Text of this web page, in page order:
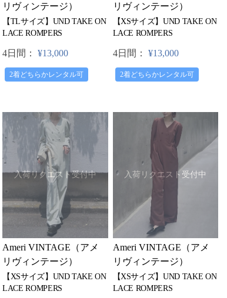
リヴィンテージ）
【TLサイズ】UND TAKE ON
LACE ROMPERS
4日間： ¥13,000
2着どちらかレンタル可
リヴィンテージ）
【XSサイズ】UND TAKE ON
LACE ROMPERS
4日間： ¥13,000
2着どちらかレンタル可
入荷リクエスト受付中
Ameri VINTAGE（アメ
リヴィンテージ）
【XSサイズ】UND TAKE ON
LACE ROMPERS
入荷リクエスト受付中
Ameri VINTAGE（アメ
リヴィンテージ）
【XSサイズ】UND TAKE ON
LACE ROMPERS